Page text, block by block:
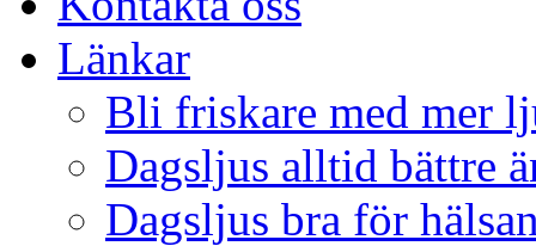
Länkar
Bli friskare med mer
Dagsljus alltid bättre
Dagsljus bra för